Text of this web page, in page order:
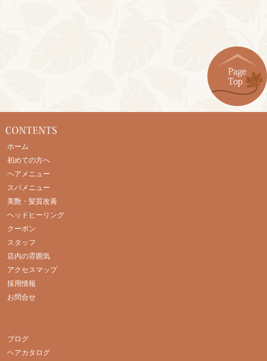
ホーム
初めての方へ
ヘアメニュー
スパメニュー
美艶・髪質改善
ヘッドヒーリング
クーポン
スタッフ
店内の雰囲気
アクセスマップ
採用情報
お問合せ
ブログ
ヘアカタログ